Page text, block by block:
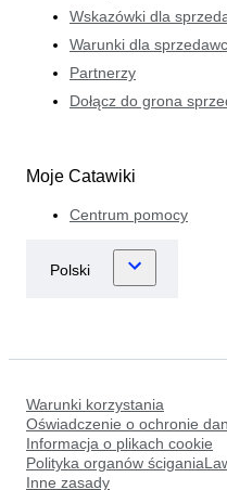
Wskazówki dla
Warunki dla
Partnerzy
Dołącz do grona
Moje Catawiki
Centrum pomocy
Warunki korzystania
Oświadczenie o ochronie
Informacja o plikach cookie
Polityka organów
Inne zasady